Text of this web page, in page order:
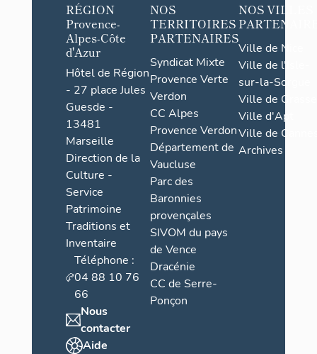
RÉGION
Provence-
Alpes-Côte
d'Azur
Hôtel de Région
- 27 place Jules
Guesde -
13481
Marseille
Direction de la
Culture -
Service
Patrimoine
Traditions et
Inventaire
Téléphone :
04 88 10 76
66
Nous
contacter
Aide
NOS
TERRITOIRES
PARTENAIRES
Syndicat Mixte
Provence Verte
Verdon
CC Alpes
Provence Verdon
Département de
Vaucluse
Parc des
Baronnies
provençales
SIVOM du pays
de Vence
Dracénie
CC de Serre-
Ponçon
NOS VILLES
Ville de Nice
Ville de l'Isle-
sur-la-Sorgue
Ville de Grasse
Ville d'Apt
Ville de
Archives